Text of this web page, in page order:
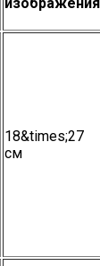
18&times;27
см